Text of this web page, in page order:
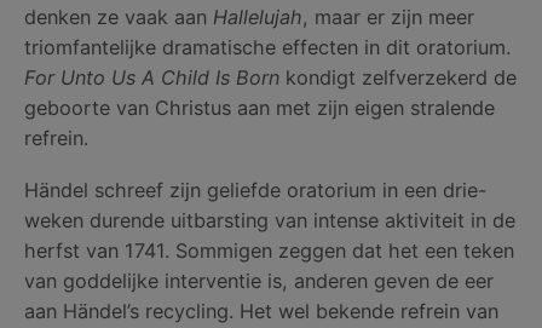
denken ze vaak aan Hallelujah, maar er zijn meer
triomfantelijke dramatische effecten in dit oratorium.
For Unto Us A Child Is Born kondigt zelfverzekerd de
geboorte van Christus aan met zijn eigen stralende
refrein.
Händel schreef zijn geliefde oratorium in een drie-
weken durende uitbarsting van intense aktiviteit in de
herfst van 1741. Sommigen zeggen dat het een teken
van goddelijke interventie is, anderen geven de eer
aan Händel’s recycling. Het wel bekende refrein van